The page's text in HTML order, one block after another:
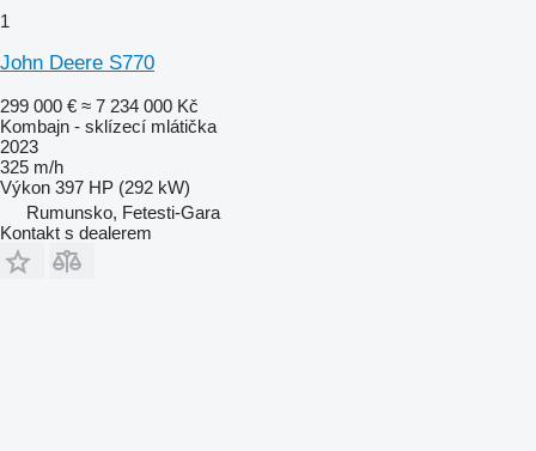
1
John Deere S770
299 000 € ≈ 7 234 000 Kč
Kombajn - sklízecí mlátička
2023
325 m/h
Výkon 397 HP (292 kW)
Rumunsko, Fetesti-Gara
Kontakt s dealerem